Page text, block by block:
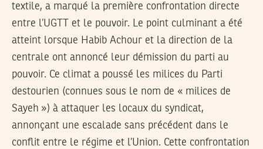
textile, a marqué la première confrontation directe
entre l’UGTT et le pouvoir. Le point culminant a été
atteint lorsque Habib Achour et la direction de la
centrale ont annoncé leur démission du parti au
pouvoir. Ce climat a poussé les milices du Parti
destourien (connues sous le nom de « milices de
Sayeh ») à attaquer les locaux du syndicat,
annonçant une escalade sans précédent dans le
conflit entre le régime et l’Union. Cette confrontation